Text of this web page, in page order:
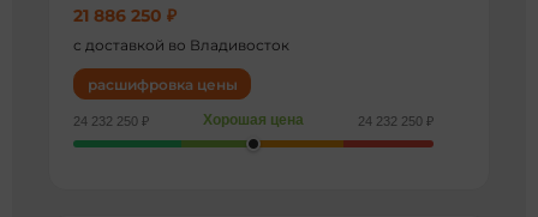
21 886 250 ₽
с доставкой во Владивосток
расшифровка цены
24 232 250 ₽ Хорошая цена 24 232 250 ₽